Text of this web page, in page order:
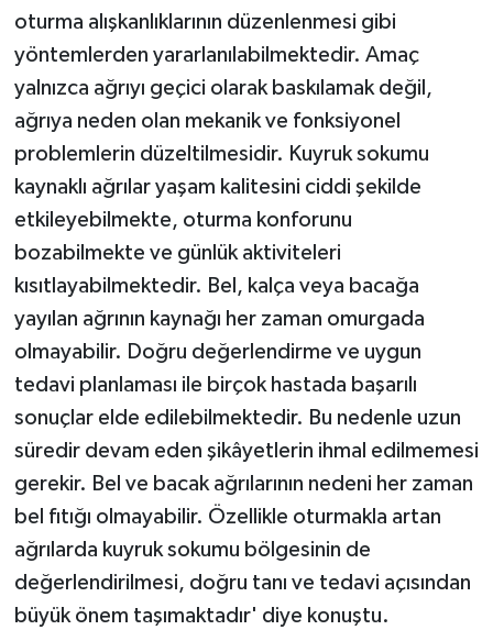
oturma alışkanlıklarının düzenlenmesi gibi
yöntemlerden yararlanılabilmektedir. Amaç
yalnızca ağrıyı geçici olarak baskılamak değil,
ağrıya neden olan mekanik ve fonksiyonel
problemlerin düzeltilmesidir. Kuyruk sokumu
kaynaklı ağrılar yaşam kalitesini ciddi şekilde
etkileyebilmekte, oturma konforunu
bozabilmekte ve günlük aktiviteleri
kısıtlayabilmektedir. Bel, kalça veya bacağa
yayılan ağrının kaynağı her zaman omurgada
olmayabilir. Doğru değerlendirme ve uygun
tedavi planlaması ile birçok hastada başarılı
sonuçlar elde edilebilmektedir. Bu nedenle uzun
süredir devam eden şikâyetlerin ihmal edilmemesi
gerekir. Bel ve bacak ağrılarının nedeni her zaman
bel fıtığı olmayabilir. Özellikle oturmakla artan
ağrılarda kuyruk sokumu bölgesinin de
değerlendirilmesi, doğru tanı ve tedavi açısından
büyük önem taşımaktadır' diye konuştu.